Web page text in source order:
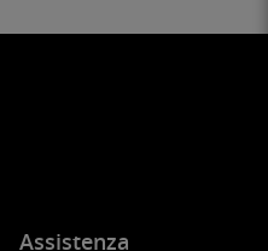
Assistenza